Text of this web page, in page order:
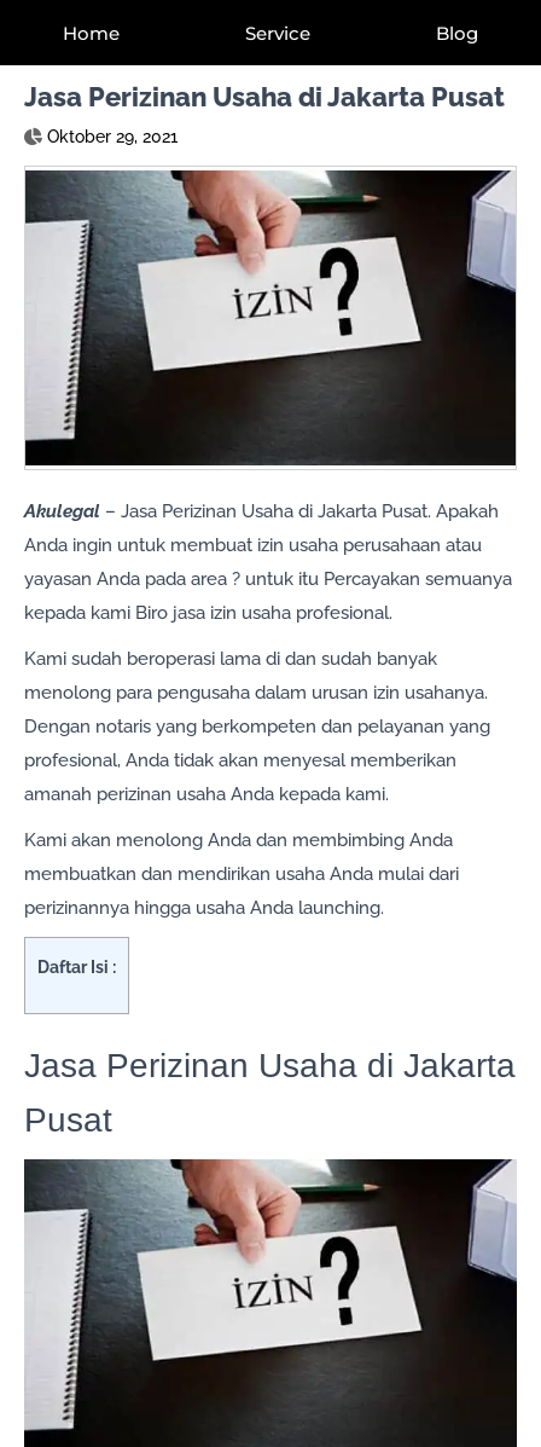
Home Service Blog
Jasa Perizinan Usaha di Jakarta Pusat
Oktober 29, 2021
Akulegal – Jasa Perizinan Usaha di Jakarta Pusat. Apakah
Anda ingin untuk membuat izin usaha perusahaan atau
yayasan Anda pada area ? untuk itu Percayakan semuanya
kepada kami Biro jasa izin usaha profesional.
Kami sudah beroperasi lama di dan sudah banyak
menolong para pengusaha dalam urusan izin usahanya.
Dengan notaris yang berkompeten dan pelayanan yang
profesional, Anda tidak akan menyesal memberikan
amanah perizinan usaha Anda kepada kami.
Kami akan menolong Anda dan membimbing Anda
membuatkan dan mendirikan usaha Anda mulai dari
perizinannya hingga usaha Anda launching.
Daftar Isi :
Jasa Perizinan Usaha di Jakarta
Pusat